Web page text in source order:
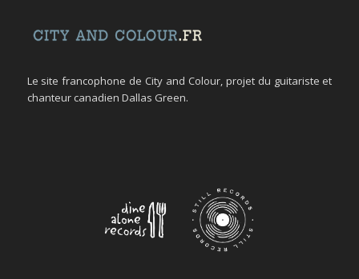
Le site francophone de City and Colour, projet du guitariste et
chanteur canadien Dallas Green.